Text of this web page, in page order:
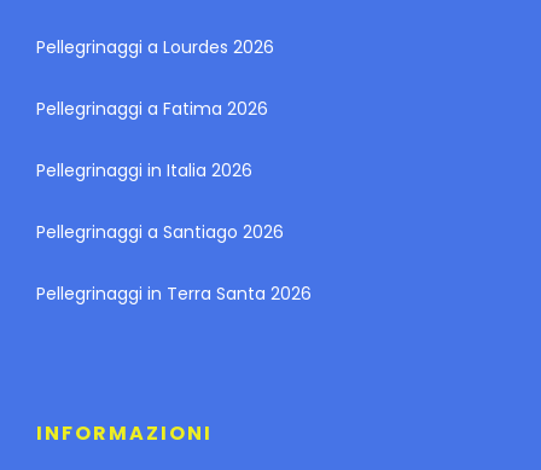
Pellegrinaggi a Lourdes 2026
Pellegrinaggi a Fatima 2026
Pellegrinaggi in Italia 2026
Pellegrinaggi a Santiago 2026
Pellegrinaggi in Terra Santa 2026
INFORMAZIONI